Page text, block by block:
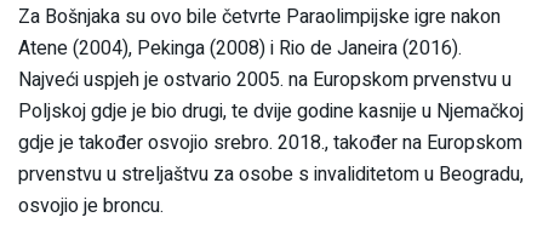
Za Bošnjaka su ovo bile četvrte Paraolimpijske igre nakon
Atene (2004), Pekinga (2008) i Rio de Janeira (2016).
Najveći uspjeh je ostvario 2005. na Europskom prvenstvu u
Poljskoj gdje je bio drugi, te dvije godine kasnije u Njemačkoj
gdje je također osvojio srebro. 2018., također na Europskom
prvenstvu u streljaštvu za osobe s invaliditetom u Beogradu,
osvojio je broncu.